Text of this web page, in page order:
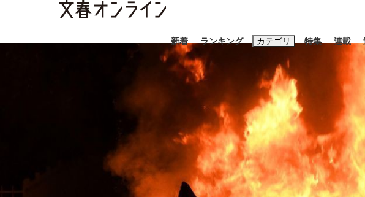
新着 ランキング カテゴリ
スクープ ニュース
特集 連載
おすすめのキーワードタグ一覧
#藤田晋 #三山凌輝 #高市早苗
#玉木雄一郎
#亀和田武